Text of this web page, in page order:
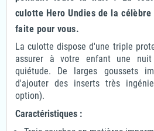
culotte Hero Undies de la
faite pour vous.
La culotte dispose d'une triple
assurer à votre enfant une
quiétude. De larges goussets
d'ajouter des inserts très
option).
Caractéristiques :